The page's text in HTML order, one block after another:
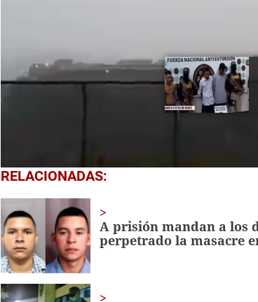
0
seconds
seconds
Volume
0%
RELACIONADAS:
A prisión mandan a los
perpetrado la masacre